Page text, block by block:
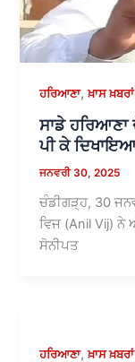
ਹਰਿਆਣਾ,ਖ਼ਾਸ ਖ਼ਬਰਾਂ
ਸਾਡੇ ਹਰਿਆਣਾ
ਪੀ ਕੇ
ਜਨਵਰੀ 30, 2025
ਚੰਡੀਗੜ੍ਹ, 30
ਵਿਜ (Anil Vij)
ਸੋਨੀਪਤ
ਹਰਿਆਣਾ,ਖ਼ਾਸ ਖ਼ਬਰਾਂ